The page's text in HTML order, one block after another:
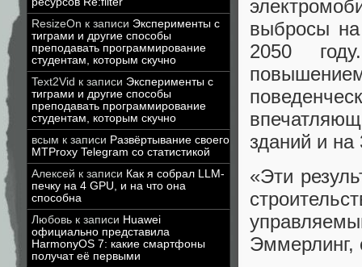
ResizeOn к записи Эксперименты с
тиграми и другие способы
преподавать программирование
студентам, которым скучно
Text2Vid к записи Эксперименты с
тиграми и другие способы
преподавать программирование
студентам, которым скучно
всым к записи Развёртывание своего
MTProxy Telegram со статистикой
Алексей к записи Как я собрал LLM-
печку на 4 GPU, и на что она
способна
Любовь к записи Huawei
официально представила
HarmonyOS 7: какие смартфоны
получат её первыми
выбросы
2050
зданий и на
«Эти
Эммерлинг,